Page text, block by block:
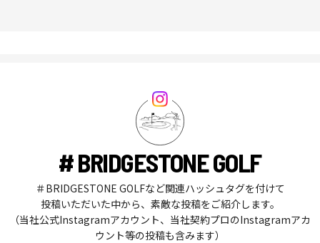
# BRIDGESTONE GOLF
＃BRIDGESTONE GOLFなど関連ハッシュタグを付けて
投稿いただいた中から、素敵な投稿をご紹介します。
（当社公式Instagramアカウント、当社契約プロのInstagramアカ
ウント等の投稿も含みます）